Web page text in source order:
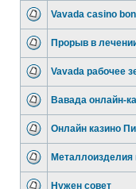
Vavada casino
Прорыв в
Vavada рабочее
Вавада онлайн-
Онлайн казино
Металлоизделия
Нужен совет